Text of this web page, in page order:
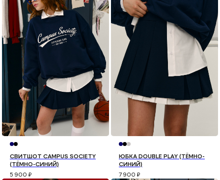
СВИТШОТ CAMPUS SOCIETY
(ТЁМНО-СИНИЙ)
5 900 ₽
ЮБКА DOUBLE PLAY (ТЁМНО-
СИНИЙ)
7 900 ₽